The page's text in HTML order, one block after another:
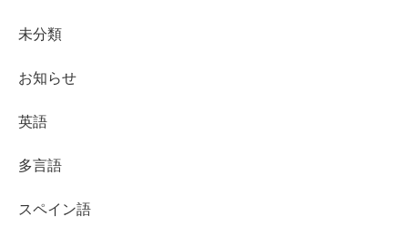
未分類
お知らせ
英語
多言語
スペイン語